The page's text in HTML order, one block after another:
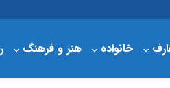
خانواده هنر و فرهنگ